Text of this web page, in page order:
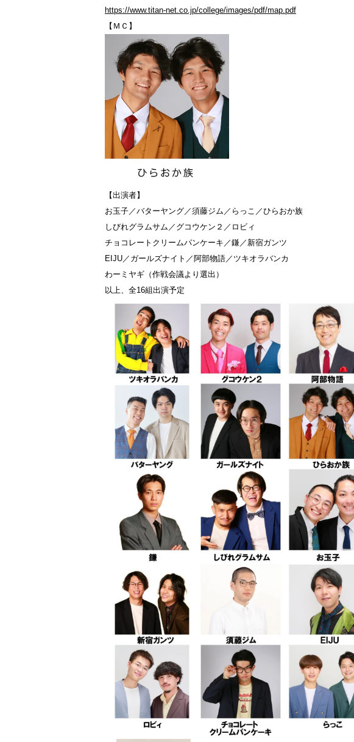
https://www.titan-net.co.jp/college/images/pdf/map.pdf
【ＭＣ】
【出演者】
お玉子／バターヤング／須藤ジム／らっこ／ひらおか族
しびれグラムサム／グコウケン２／ロビィ
チョコレートクリームパンケーキ／鎌／新宿ガンツ
EIJU／ガールズナイト／阿部物語／ツキオラバンカ
わーミヤギ（作戦会議より選出）
以上、全16組出演予定